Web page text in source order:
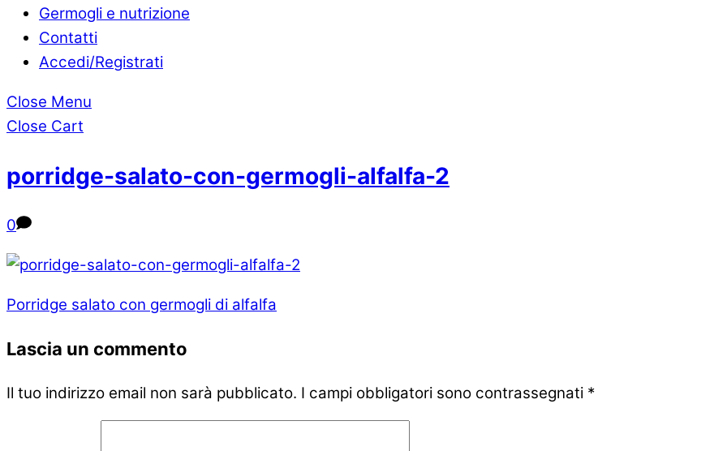
Germogli e nutrizione
Contatti
Accedi/Registrati
Close Menu
Close Cart
porridge-salato-con-germogli-alfalfa-2
0
Porridge salato con germogli di alfalfa
Lascia un commento
Il tuo indirizzo email non sarà pubblicato. I campi obbligatori sono contrassegnati *